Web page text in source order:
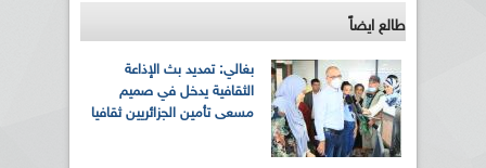
طالع ايضاً
بغالي: تمديد بث الإذاعة
الثقافية يدخل في صميم
مسعى تأمين الجزائريين ثقافيا